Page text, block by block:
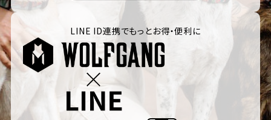
LINE ID連携でもっとお得・便利に